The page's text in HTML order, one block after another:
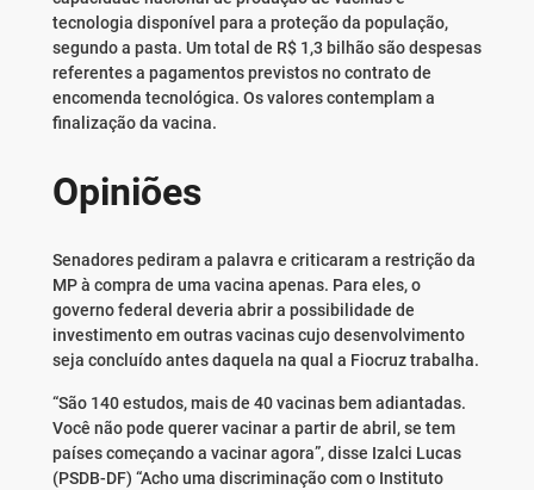
tecnologia disponível para a proteção da população,
segundo a pasta. Um total de R$ 1,3 bilhão são despesas
referentes a pagamentos previstos no contrato de
encomenda tecnológica. Os valores contemplam a
finalização da vacina.
Opiniões
Senadores pediram a palavra e criticaram a restrição da
MP à compra de uma vacina apenas. Para eles, o
governo federal deveria abrir a possibilidade de
investimento em outras vacinas cujo desenvolvimento
seja concluído antes daquela na qual a Fiocruz trabalha.
“São 140 estudos, mais de 40 vacinas bem adiantadas.
Você não pode querer vacinar a partir de abril, se tem
países começando a vacinar agora”, disse Izalci Lucas
(PSDB-DF) “Acho uma discriminação com o Instituto